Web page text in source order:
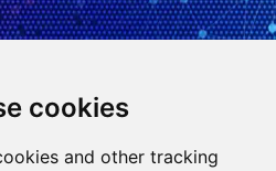
cookies
and other tracking